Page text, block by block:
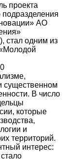
проекта
подразделения
АО
стал одним из
существенном
В число
которые
и
территорий.
интерес: